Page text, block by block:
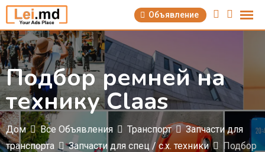
Перейти
содержимому
Объявление
Подбор ремней на
технику Claas
Дом Все Объявления Транспорт
Запчасти для
транспорта
Запчасти для спец / с.х. техники
Подбор